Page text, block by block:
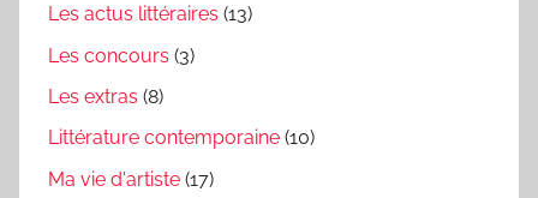
Les actus littéraires (13)
Les concours (3)
Les extras (8)
Littérature contemporaine (10)
Ma vie d'artiste (17)